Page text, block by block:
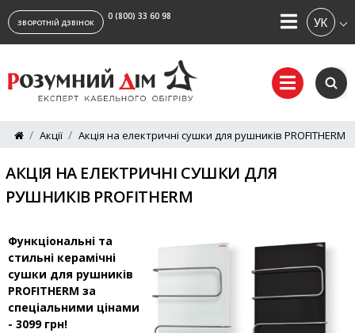
ЗВОРОТНІЙ ДЗВІНОК
0 (800) 33 60 98
Акції Акція на електричні сушки для рушників PROFITHERM
АКЦІЯ НА ЕЛЕКТРИЧНІ СУШКИ ДЛЯ
РУШНИКІВ PROFITHERM
Функціональні та
стильні керамічні
сушки для рушників
PROFITHERM за
спеціальними цінами
- 3099 грн!